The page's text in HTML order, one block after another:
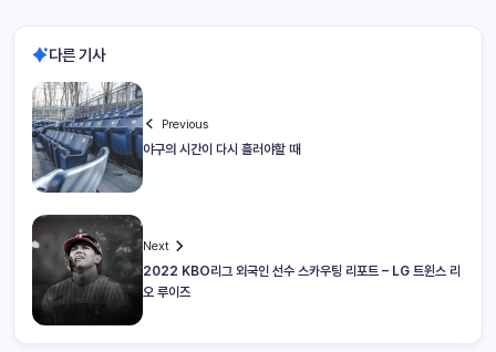
다른 기사
Previous
야구의 시간이 다시 흘러야할 때
Next
2022 KBO리그 외국인 선수 스카우팅 리포트 – LG 트윈스 리
오 루이즈